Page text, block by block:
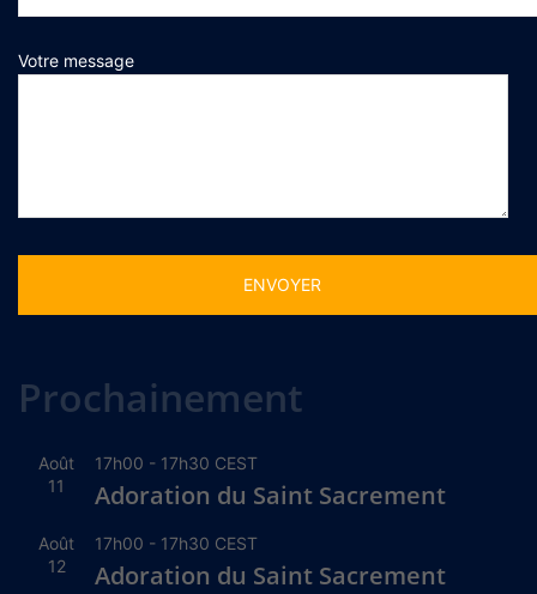
Votre message
Prochainement
Août
11
17h00 - 17h30 CEST
Adoration du Saint Sacrement
Août
12
17h00 - 17h30 CEST
Adoration du Saint Sacrement